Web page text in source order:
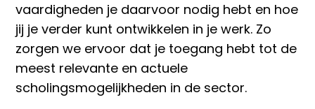
vaardigheden je daarvoor nodig hebt en hoe
jij je verder kunt ontwikkelen in je werk. Zo
zorgen we ervoor dat je toegang hebt tot de
meest relevante en actuele
scholingsmogelijkheden in de sector​.